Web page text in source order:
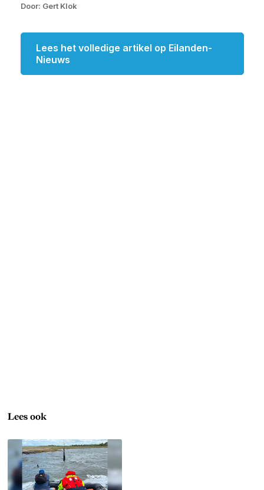
Door: Gert Klok
Lees het volledige artikel op Eilanden-
Nieuws
Lees ook